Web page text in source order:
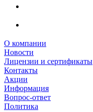
О компании
Новости
Лицензии и сертификаты
Контакты
Акции
Информация
Вопрос-ответ
Политика